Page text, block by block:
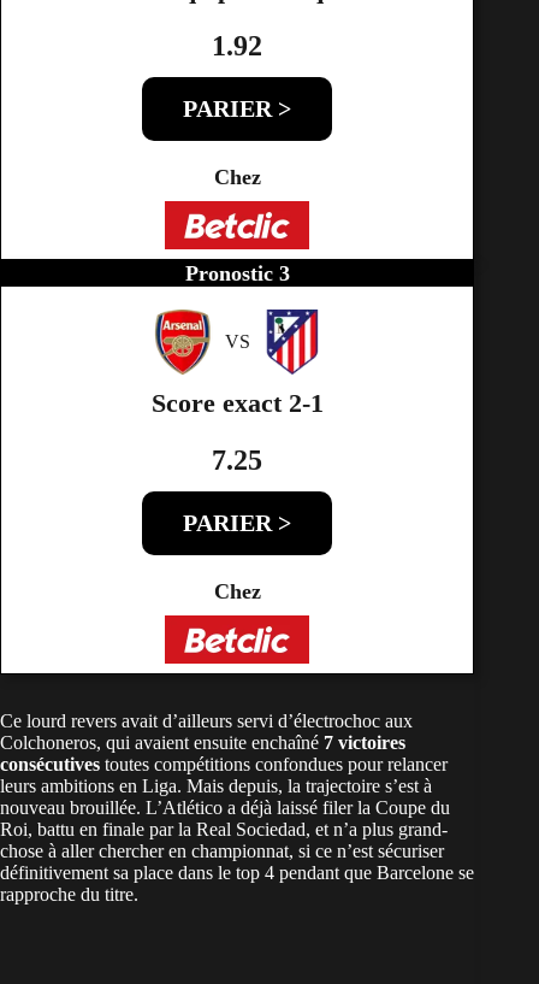
1.92
PARIER >
Chez
Pronostic 3
VS
Score exact 2-1
7.25
PARIER >
Chez
Ce lourd revers avait d’ailleurs servi d’électrochoc aux
Colchoneros, qui avaient ensuite enchaîné 7 victoires
consécutives toutes compétitions confondues pour relancer
leurs ambitions en Liga. Mais depuis, la trajectoire s’est à
nouveau brouillée. L’Atlético a déjà laissé filer la Coupe du
Roi, battu en finale par la Real Sociedad, et n’a plus grand-
chose à aller chercher en championnat, si ce n’est sécuriser
définitivement sa place dans le top 4 pendant que Barcelone se
rapproche du titre.